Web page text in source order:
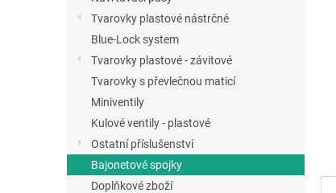
Tvarovky plastové nástrčné
Blue-Lock system
Tvarovky plastové - závitové
Tvarovky s převlečnou maticí
Miniventily
Kulové ventily - plastové
Ostatní příslušenství
Bajonetové spojky
Doplňkové zboží